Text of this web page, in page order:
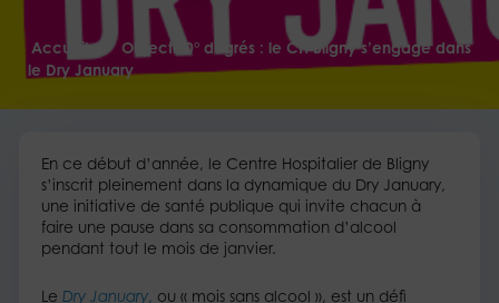
Accueil > Objectif 0° degrés : le CH Bligny s’engage dans
le Dry January
En ce début d’année, le Centre Hospitalier de Bligny
s’inscrit pleinement dans la dynamique du Dry January,
une initiative de santé publique qui invite chacun à
faire une pause dans sa consommation d’alcool
pendant tout le mois de janvier.​
Le Dry January, ou « mois sans alcool », est un défi